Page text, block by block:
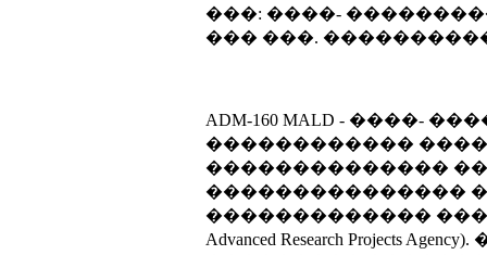
���: ����-
��� ���.
ADM-160 MALD -
������������ ������
��������������
��������������� �
������������� ����������
Advanced Research